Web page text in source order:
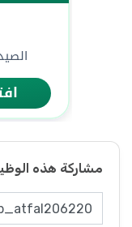
مشاركة هذه